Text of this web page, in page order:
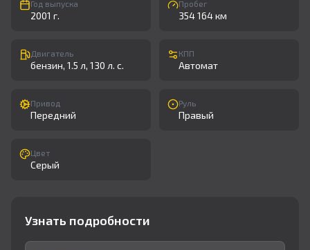
Год выпуска
2001 г.
Пробег
354 164 км
Двигатель
бензин, 1.5 л, 130 л. с.
КПП
Автомат
Привод
Передний
Руль
Правый
Цвет
Серый
Узнать подробности